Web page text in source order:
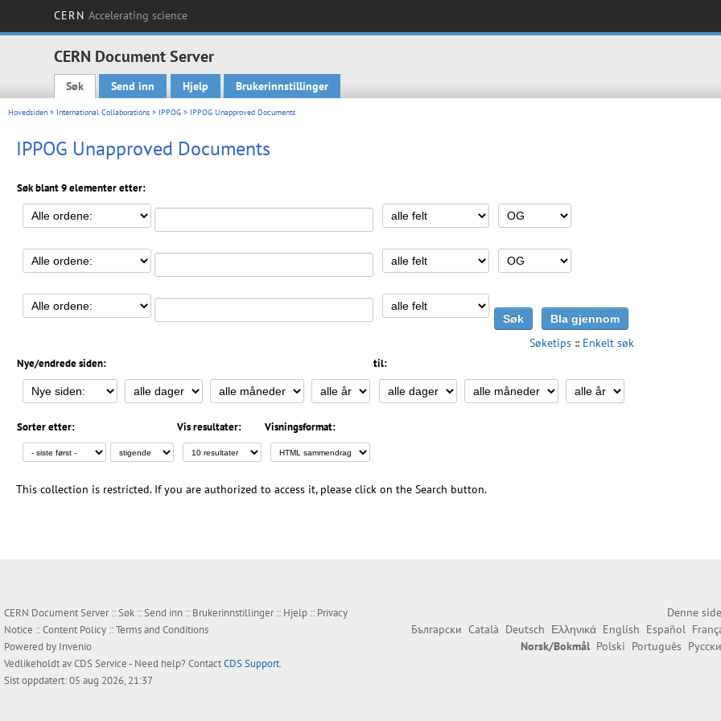
CERN Accelerating science
CERN Document Server
Main menu
Søk Send inn Hjelp Brukerinnstillinger
Hovedsiden > International Collaborations > IPPOG > IPPOG Unapproved Documents
IPPOG Unapproved Documents
Søk blant 9 elementer etter:
Søketips :: Enkelt søk
Nye/endrede siden: til:
Sorter etter: Vis resultater: Visningsformat:
This collection is restricted. If you are authorized to access it, please click on the Search button.
CERN Document Server ::Søk ::Send inn :: Brukerinnstillinger:: Hjelp :: Privacy
Notice ::Content Policy ::Terms and Conditions
Powered by Invenio
Vedlikeholdt avCDS Service- Need help? ContactCDS Support.
Sist oppdatert: 05 aug 2026, 21:37
Denne
Български Català Deutsch Ελληνικά English Español
Norsk/Bokmål Polski Português